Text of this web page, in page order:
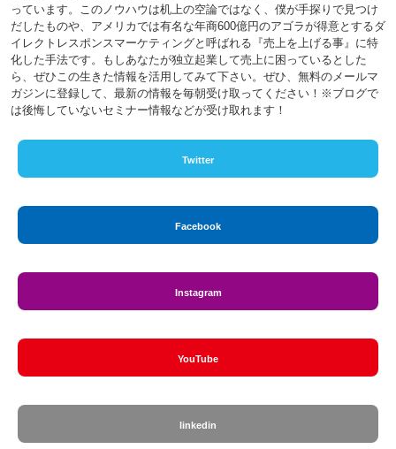
っています。このノウハウは机上の空論ではなく、僕が手探りで見つけ
だしたものや、アメリカでは有名な年商600億円のアゴラが得意とするダ
イレクトレスポンスマーケティングと呼ばれる『売上を上げる事』に特
化した手法です。もしあなたが独立起業して売上に困っているとした
ら、ぜひこの生きた情報を活用してみて下さい。ぜひ、無料のメールマ
ガジンに登録して、最新の情報を毎朝受け取ってください！※ブログで
は後悔していないセミナー情報などが受け取れます！
Twitter
Facebook
Instagram
YouTube
linkedin